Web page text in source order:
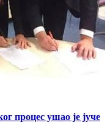
процес ушао је јуче